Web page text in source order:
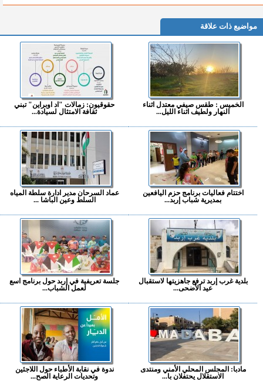
مواضيع ذات علاقة
الخميس : طقس صيفي معتدل اثناء
النهار ولطيف اثناء الليل...
حقوقيون: زمالات "اد اوبراين" تبني
ثقافة الامتثال لسيادة...
اختتام فعاليات برنامج حزم اليافعين
بمديرية شباب إربد...
عماد السرحان مدير ادارة سلطة المياه
السلط وعين الباشا ...
بلدية غرب إربد ترفع جاهزيتها لاستقبال
عيد الأضحى...
جلسة تعريفية في إربد حول برنامج اسع
لعمل الشباب...
مادبا: المجلس المحلي الأمني ومنتدى
الاستقلال يحتفلان با...
ندوة في نقابة الأطباء حول اللاجئين
وتحديات الرعاية الصح...